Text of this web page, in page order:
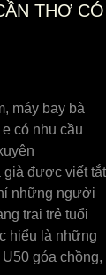
THƠ CÓ
máy bay bà
có nhu cầu
già được viết tắt
những người
trai trẻ tuổi
hiểu là những
góa chồng,